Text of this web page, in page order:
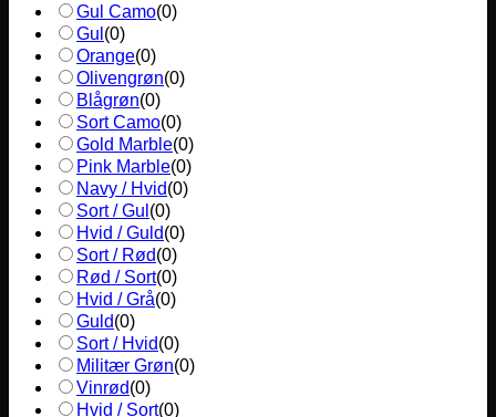
Gul Camo(0)
Gul (0)
Orange(0)
Olivengrøn(0)
Blågrøn(0)
Sort Camo(0)
Gold Marble(0)
Pink Marble(0)
Navy / Hvid(0)
Sort / Gul (0)
Hvid / Guld(0)
Sort / Rød(0)
Rød / Sort(0)
Hvid / Grå(0)
Guld(0)
Sort / Hvid(0)
Militær Grøn(0)
Vinrød(0)
Hvid / Sort(0)